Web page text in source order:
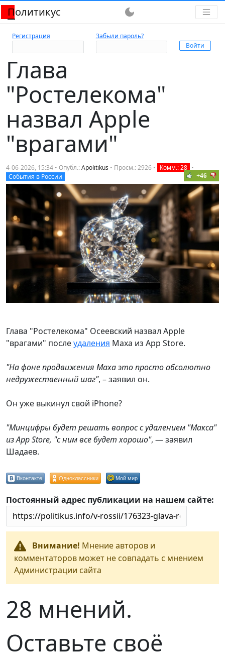
Политикус dark_mode
Регистрация Забыли пароль?
Глава
"Ростелекома"
назвал Apple
"врагами"
4-06-2026, 15:34 • Опубл.:Apolitikus • Просм.: 2926 • Комм.: 28 •
События в России
+46
Глава "Ростелекома" Осеевский назвал Apple
"врагами" послеудаления Маха из App Store.
"На фоне продвижения Маха это просто абсолютно
недружественный шаг", – заявил он.
Он уже выкинул свой iPhone?
"Минцифры будет решать вопрос с удалением "Макса"
из App Store, "с ним все будет хорошо", — заявил
Шадаев.
Вконтакте Одноклассники Мой мир
Постоянный адрес публикации на нашем сайте:
Внимание! Мнение авторов и
комментаторов может не совпадать с мнением
Администрации сайта
28 мнений.
Оставьте своё